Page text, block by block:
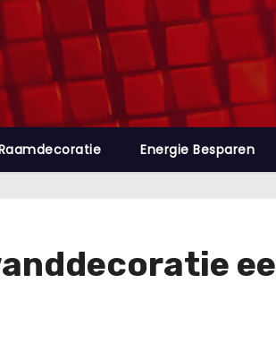
Energie Besparen